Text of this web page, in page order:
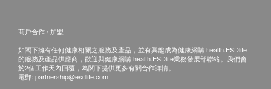
商戶合作 / 加盟
如閣下擁有任何健康相關之服務及產品，並有興趣成為健康網購 health.ESDlife
的服務及產品供應商，歡迎與健康網購 health.ESDlife業務發展部聯絡。我們會
於2個工作天內回覆，為閣下提供更多有關合作詳情。
電郵: partnership@esdlife.com